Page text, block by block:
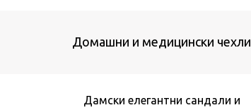
Домашни и медицински чехли
Дамски елегантни сандали и